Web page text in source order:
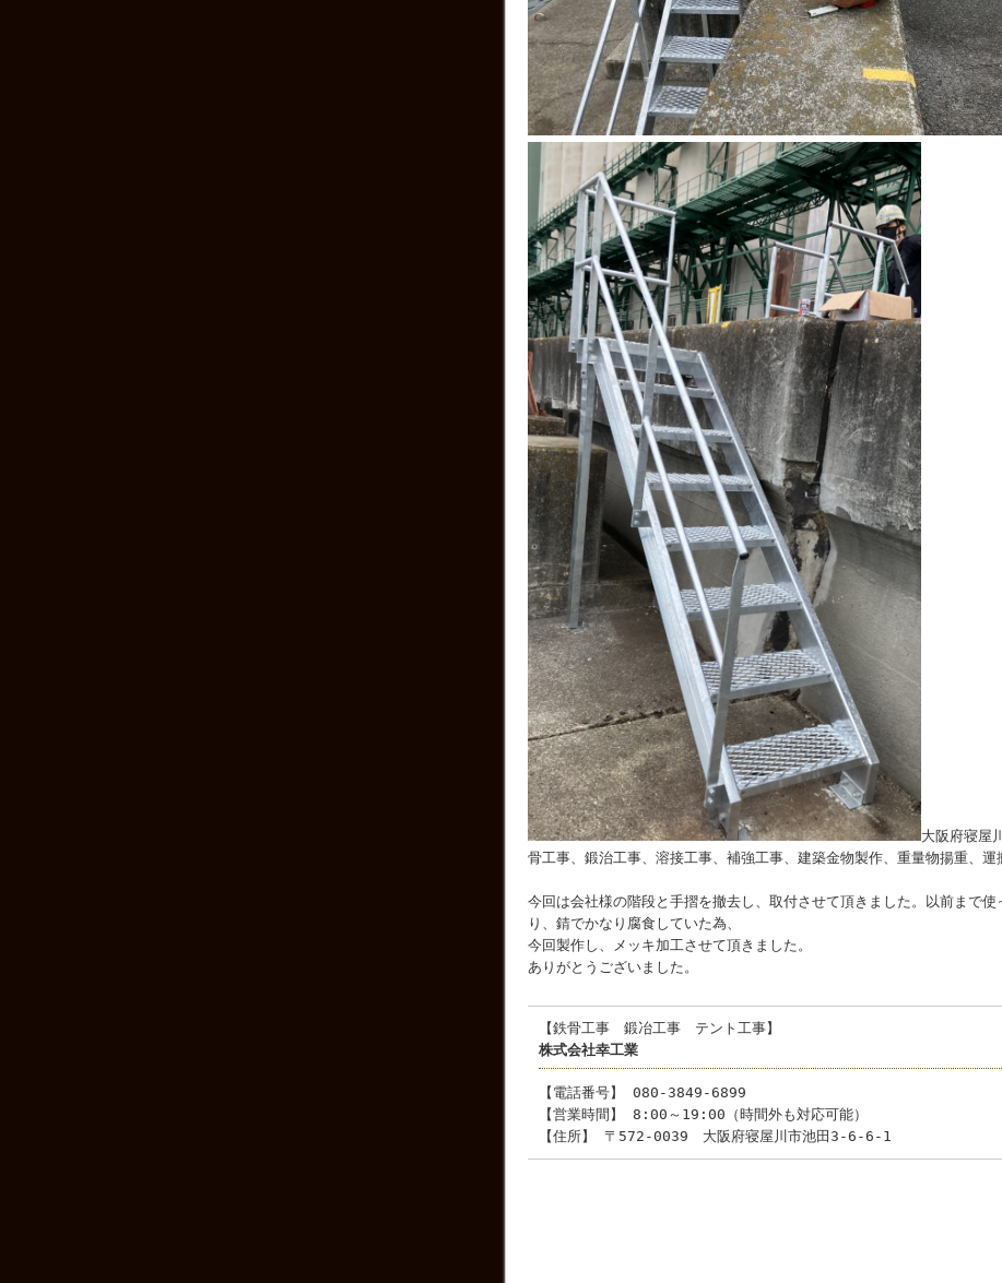
大阪府寝屋
骨工事、鍛治工事、溶接工事、補強工事、建築金物製作、重量物揚重、運
今回は会社様の階段と手摺を撤去し、取付させて頂きました。以前まで
り、錆でかなり腐食していた為、
今回製作し、メッキ加工させて頂きました。
ありがとうございました。
【鉄骨工事 鍛冶工事 テント工事】
株式会社幸工業
【電話番号】 080-3849-6899
【営業時間】 8:00～19:00（時間外も対応可能）
【住所】 〒572-0039 大阪府寝屋川市池田3-6-6-1